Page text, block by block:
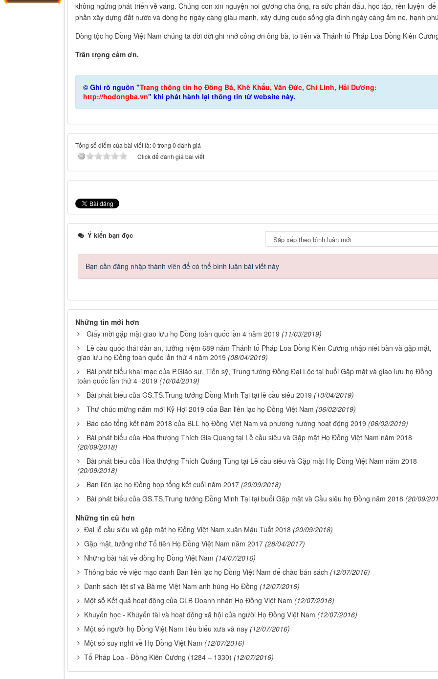
không ngừng phát triển vẻ vang. Chúng con xin nguyện noi gương cha ông, ra sức phấn đấu, học tập, rèn luyện để
phần xây dựng đất nước và dòng họ ngày càng giàu mạnh, xây dựng cuộc sống gia đình ngày càng ấm no, hạnh
Dòng tộc họ Đồng Việt Nam chúng ta đời đời ghi nhớ công ơn ông bà, tổ tiên và Thánh tổ Pháp Loa Đồng Kiên
Trân trọng cảm ơn.
© Ghi rõ nguồn "Trang thông tin họ Đồng Bá, Khê Khẩu, Văn Đức, Chí Linh, Hải Dương:
http://hodongba.vn" khi phát hành lại thông tin từ website này.
Tổng số điểm của bài viết là: 0 trong 0 đánh giá
Click để đánh giá bài viết
Ý kiến bạn đọc
Bạn cần đăng nhập thành viên để có thể bình luận bài viết này
Những tin mới hơn
Giấy mời gặp mặt giao lưu họ Đồng toàn quốc lần 4 năm 2019 (11/03/2019)
Lễ cầu quốc thái dân an, tưởng niệm 689 năm Thánh tổ Pháp Loa Đồng Kiên Cương nhập niết bàn và gặp mặt,
giao lưu họ Đồng toàn quốc lần thứ 4 năm 2019 (08/04/2019)
Bài phát biểu khai mạc của P.Giáo sư, Tiến sỹ, Trung tướng Đồng Đại Lộc tại buổi Gặp mặt và giao lưu họ Đồng
toàn quốc lần thứ 4 -2019 (10/04/2019)
Bài phát biểu của GS.TS.Trung tướng Đồng Minh Tại tại lễ cầu siêu 2019 (10/04/2019)
Thư chúc mừng năm mới Kỷ Hợi 2019 của Ban liên lạc họ Đồng Việt Nam (06/02/2019)
Báo cáo tổng kết năm 2018 của BLL họ Đồng Việt Nam và phương hướng hoạt động 2019 (06/02/2019)
Bài phát biểu của Hòa thượng Thích Gia Quang tại Lễ cầu siêu và Gặp mặt Họ Đồng Việt Nam năm 2018
(20/09/2018)
Bài phát biểu của Hòa thượng Thích Quảng Tùng tại Lễ cầu siêu và Gặp mặt Họ Đồng Việt Nam năm 2018
(20/09/2018)
Ban liên lạc họ Đồng họp tổng kết cuối năm 2017 (20/09/2018)
Bài phát biểu của GS.TS.Trung tướng Đồng Minh Tại tại buổi Gặp mặt và Cầu siêu họ Đồng năm 2018 (20/09/
Những tin cũ hơn
Đại lễ cầu siêu và gặp mặt họ Đồng Việt Nam xuân Mậu Tuất 2018 (20/09/2018)
Gặp mặt, tưởng nhớ Tổ tiên Họ Đồng Việt Nam năm 2017 (28/04/2017)
Những bài hát về dòng họ Đồng Việt Nam (14/07/2016)
Thông báo về việc mạo danh Ban liên lạc họ Đồng Việt Nam để chào bán sách (12/07/2016)
Danh sách liệt sĩ và Bà mẹ Việt Nam anh hùng Họ Đồng (12/07/2016)
Một số Kết quả hoạt động của CLB Doanh nhân Họ Đồng Việt Nam (12/07/2016)
Khuyến học - Khuyến tài và hoạt động xã hội của người Họ Đồng Việt Nam (12/07/2016)
Một số người họ Đồng Việt Nam tiêu biểu xưa và nay (12/07/2016)
Một số suy nghĩ về Họ Đồng Việt Nam (12/07/2016)
Tổ Pháp Loa - Đồng Kiên Cương (1284 – 1330) (12/07/2016)